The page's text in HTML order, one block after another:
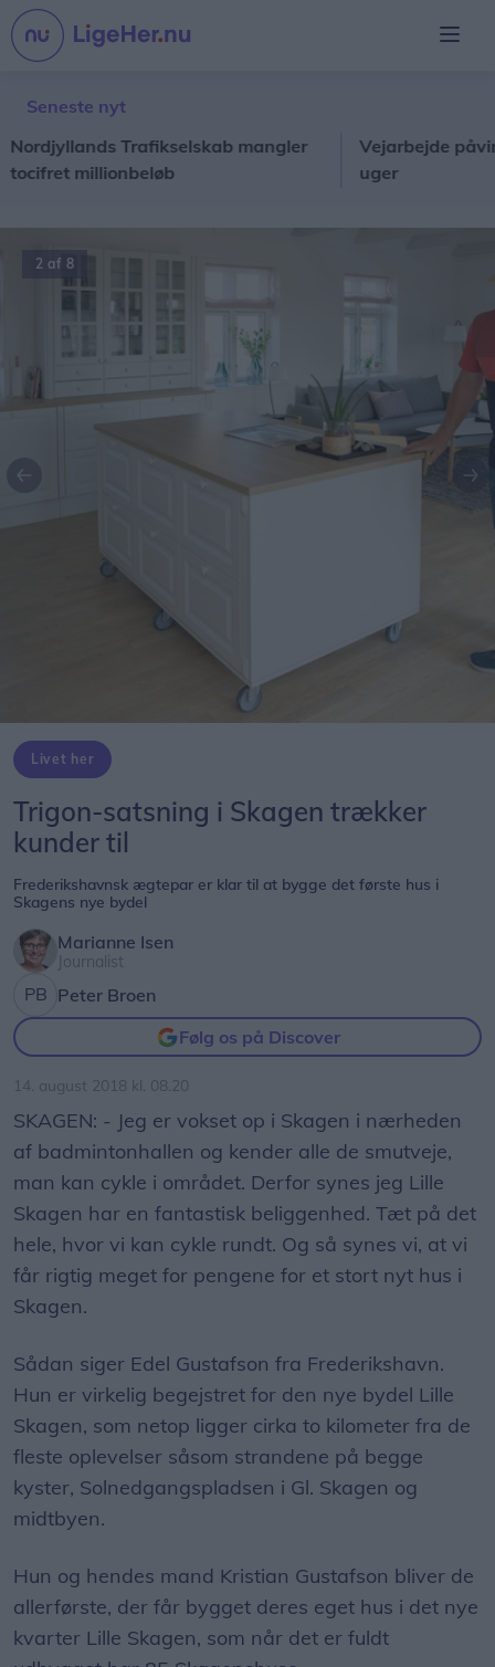
Seneste nyt
Trafikselskab mangler
millionbeløb
Vejarbejde påvirker
3 af 8
Trigon-satsning i Skagen trækker
kunder til
Frederikshavnsk ægtepar er klar til at bygge det første hus i
Skagens nye bydel
Marianne Isen
Journalist
Peter Broen
SKAGEN: - Jeg er vokset op i Skagen i nærheden
af badmintonhallen og kender alle de smutveje,
man kan cykle i området. Derfor synes jeg Lille
Skagen har en fantastisk beliggenhed. Tæt på det
hele, hvor vi kan cykle rundt. Og så synes vi, at vi
får rigtig meget for pengene for et stort nyt hus i
Skagen.
Sådan siger Edel Gustafson fra Frederikshavn.
Hun er virkelig begejstret for den nye bydel Lille
Skagen, som netop ligger cirka to kilometer fra de
fleste oplevelser såsom strandene på begge
kyster, Solnedgangspladsen i Gl. Skagen og
midtbyen.
Hun og hendes mand Kristian Gustafson bliver de
allerførste, der får bygget deres eget hus i det nye
kvarter Lille Skagen, som når det er fuldt
udbygget har 85 Skagenshuse.
De allerede opførte huse i bebyggelsen er
prøvehuse. Ægteparret Gustafson har valgt at få